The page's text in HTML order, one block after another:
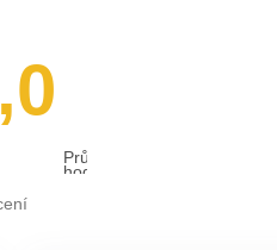
Průměrné
hodnocení